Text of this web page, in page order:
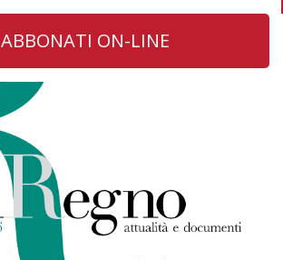
ABBONATI ON-LINE